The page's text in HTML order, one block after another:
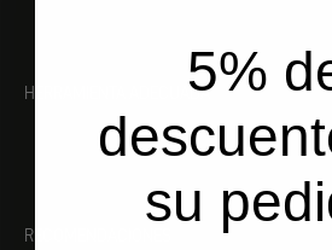
HERRAMIENTA ADECUADA
RECOMENDACIONES
5%
su